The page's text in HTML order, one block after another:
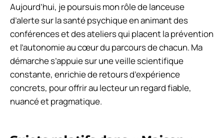
Aujourd’hui, je poursuis mon rôle de lanceuse
d’alerte sur la santé psychique en animant des
conférences et des ateliers qui placent la prévention
et l’autonomie au cœur du parcours de chacun. Ma
démarche s’appuie sur une veille scientifique
constante, enrichie de retours d’expérience
concrets, pour offrir au lecteur un regard fiable,
nuancé et pragmatique.